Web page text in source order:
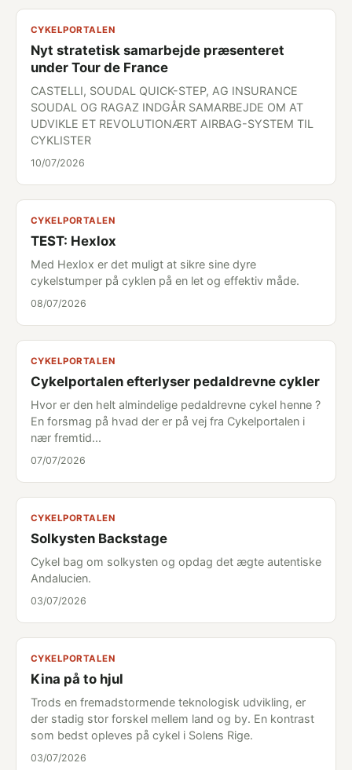
CYKELPORTALEN
Nyt stratetisk samarbejde præsenteret
under Tour de France
CASTELLI, SOUDAL QUICK-STEP, AG INSURANCE
SOUDAL OG RAGAZ INDGÅR SAMARBEJDE OM AT
UDVIKLE ET REVOLUTIONÆRT AIRBAG-SYSTEM TIL
CYKLISTER
10/07/2026
CYKELPORTALEN
TEST: Hexlox
Med Hexlox er det muligt at sikre sine dyre
cykelstumper på cyklen på en let og effektiv måde.
08/07/2026
CYKELPORTALEN
Cykelportalen efterlyser pedaldrevne cykler
Hvor er den helt almindelige pedaldrevne cykel henne ?
En forsmag på hvad der er på vej fra Cykelportalen i
nær fremtid...
07/07/2026
CYKELPORTALEN
Solkysten Backstage
Cykel bag om solkysten og opdag det ægte autentiske
Andalucien.
03/07/2026
CYKELPORTALEN
Kina på to hjul
Trods en fremadstormende teknologisk udvikling, er
der stadig stor forskel mellem land og by. En kontrast
som bedst opleves på cykel i Solens Rige.
03/07/2026